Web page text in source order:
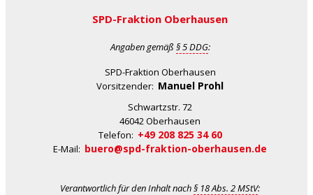
SPD-Fraktion Oberhausen
Angaben gemäß § 5 DDG:
SPD-Fraktion Oberhausen
Vorsitzender: Manuel Prohl
Schwartzstr. 72
46042 Oberhausen
Telefon: +49 208 825 34 60
E-Mail: buero@spd-fraktion-oberhausen.de
Verantwortlich für den Inhalt nach§ 18 Abs. 2 MStV: